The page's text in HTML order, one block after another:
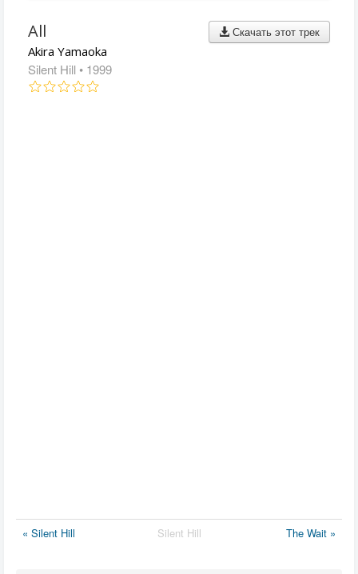
Скачать этот трек
All
Akira Yamaoka
Silent Hill • 1999
« Silent Hill Silent Hill The Wait »